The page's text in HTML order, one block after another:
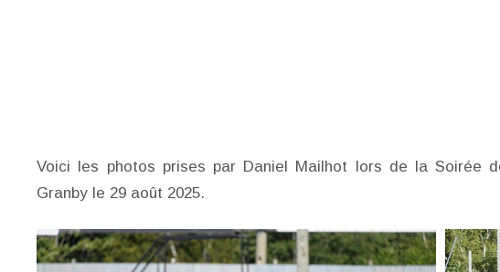
Voici les photos prises par Daniel Mailhot lors de la Soirée
Granby le 29 août 2025.